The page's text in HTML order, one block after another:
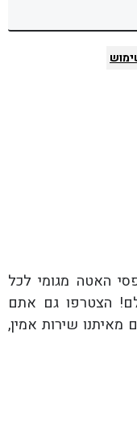
האטה מגומי לכל
הצטרפו גם אתם
שירות אמין,